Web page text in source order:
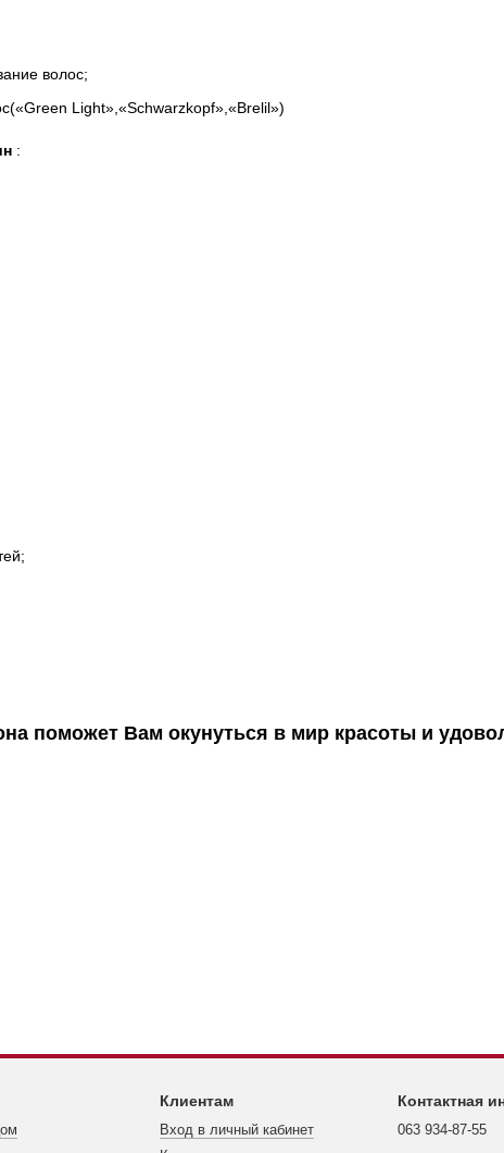
волос;
«Green Light»,«Schwarzkopf»,«Brelil»)
:
поможет Вам окунуться в мир красоты и
Клиентам
Вход в личный кабинет
Контактная
063 934-87-55